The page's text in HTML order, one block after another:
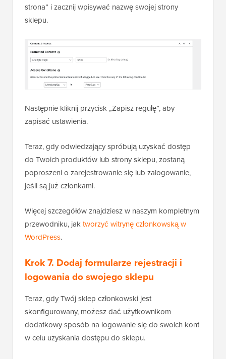
strona” i zacznij wpisywać nazwę swojej strony
sklepu.
Następnie kliknij przycisk „Zapisz regułę”, aby
zapisać ustawienia.
Teraz, gdy odwiedzający spróbują uzyskać dostęp
do Twoich produktów lub strony sklepu, zostaną
poproszeni o zarejestrowanie się lub zalogowanie,
jeśli są już członkami.
Więcej szczegółów znajdziesz w naszym kompletnym
przewodniku, jaktworzyć witrynę członkowską w
WordPress.
Krok 7. Dodaj formularze rejestracji i
logowania do swojego sklepu
Teraz, gdy Twój sklep członkowski jest
skonfigurowany, możesz dać użytkownikom
dodatkowy sposób na logowanie się do swoich kont
w celu uzyskania dostępu do sklepu.